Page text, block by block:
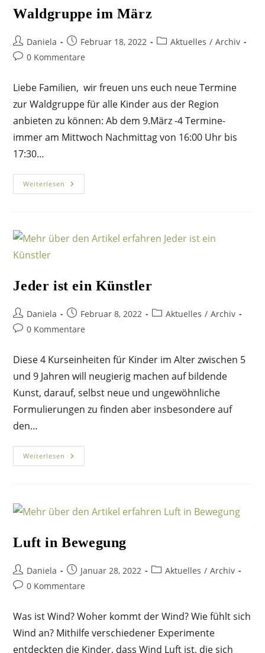
Waldgruppe im März
Beitrags-
Autor:
Daniela
Beitrag
veröffentlicht:
Februar 18, 2022
Beitrags-
Aktuelles / Archiv
Beitrags-
0 Kommentare
Liebe Familien, wir freuen uns euch neue Termine
zur Waldgruppe für alle Kinder aus der Region
anbieten zu können: Ab dem 9.März -4 Termine-
immer am Mittwoch Nachmittag von 16:00 Uhr bis
17:30…
Weiterlesen Waldgruppe
Im
Jeder ist ein Künstler
Beitrags-
Autor:
Daniela
Beitrag
veröffentlicht:
Februar 8, 2022
Beitrags-
Aktuelles / Archiv
Beitrags-
0 Kommentare
Diese 4 Kurseinheiten für Kinder im Alter zwischen 5
und 9 Jahren will neugierig machen auf bildende
Kunst, darauf, selbst neue und ungewöhnliche
Formulierungen zu finden aber insbesondere auf
den…
Weiterlesen Jeder
Ist
Luft in Bewegung
Beitrags-
Autor:
Daniela
Beitrag
veröffentlicht:
Januar 28, 2022
Beitrags-
Aktuelles / Archiv
Beitrags-
0 Kommentare
Was ist Wind? Woher kommt der Wind? Wie fühlt sich
Wind an? Mithilfe verschiedener Experimente
entdeckten die Kinder, dass Wind Luft ist, die sich